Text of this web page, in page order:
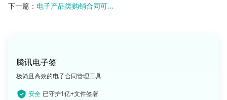
下一篇： 电子产品类购销合同可...
腾讯电子签
极简且高效的电子合同管理工具
安全 已守护1亿+文件签署